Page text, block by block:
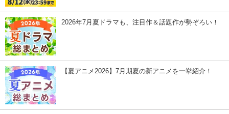
2026年7月夏ドラマも、注目作＆話題作が勢ぞろい！
【夏アニメ2026】7月期夏の新アニメを一挙紹介！